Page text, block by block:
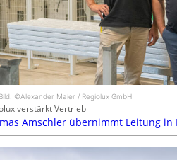
©Alexander Maier / Regiolux GmbH
verstärkt Vertrieb
Amschler übernimmt Leitung in